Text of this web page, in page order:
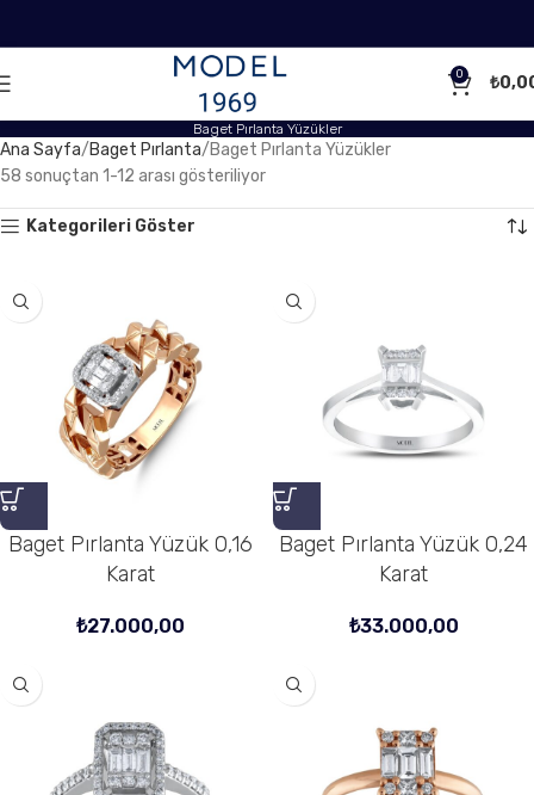
0 ₺
Baget Pırlanta Yüzükler
Ana Sayfa Baget Pırlanta Baget Pırlanta Yüzükler
58 sonuçtan 1-12 arası gösteriliyor
Kategorileri Göster
Baget Pırlanta Yüzük 0,16
Karat
₺27.000,00
Baget Pırlanta Yüzük 0,24
Karat
₺33.000,00